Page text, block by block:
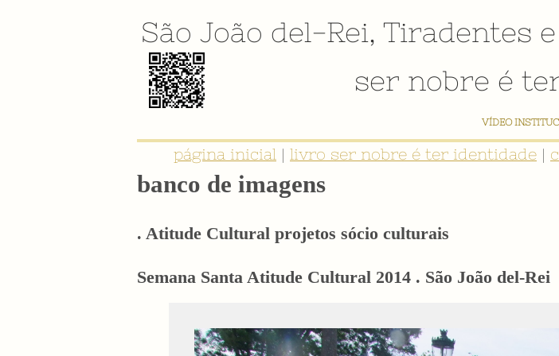
São João del-Rei, Tiradentes e
ser nobre é
VÍDEO
página inicial | livro ser nobre é ter identidade |
banco de imagens
. Atitude Cultural projetos sócio culturais
Semana Santa Atitude Cultural 2014 . São João del-Rei